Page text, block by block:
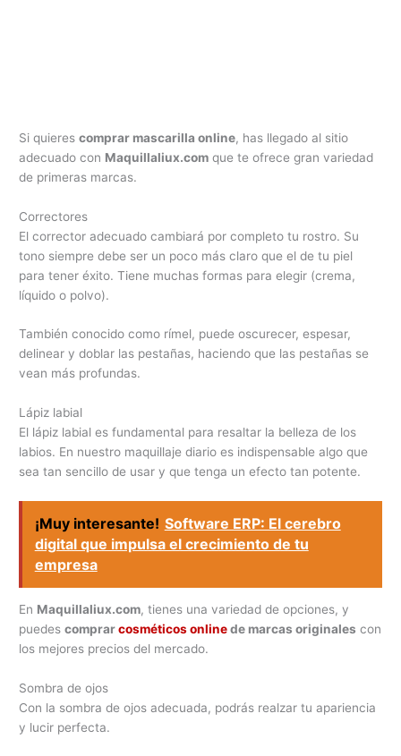
Si quierescomprar mascarilla online, has llegado al sitio
adecuado con Maquillaliux.com que te ofrece gran variedad
de primeras marcas.
Correctores
El corrector adecuado cambiará por completo tu rostro. Su
tono siempre debe ser un poco más claro que el de tu piel
para tener éxito. Tiene muchas formas para elegir (crema,
líquido o polvo).
También conocido como rímel, puede oscurecer, espesar,
delinear y doblar las pestañas, haciendo que las pestañas se
vean más profundas.
Lápiz labial
El lápiz labial es fundamental para resaltar la belleza de los
labios. En nuestro maquillaje diario es indispensable algo que
sea tan sencillo de usar y que tenga un efecto tan potente.
¡Muy interesante! Software ERP: El cerebro
digital que impulsa el crecimiento de tu
empresa
En Maquillaliux.com, tienes una variedad de opciones, y
puedescomprarcosméticos onlinede marcas originales con
los mejores precios del mercado.
Sombra de ojos
Con la sombra de ojos adecuada, podrás realzar tu apariencia
y lucir perfecta.